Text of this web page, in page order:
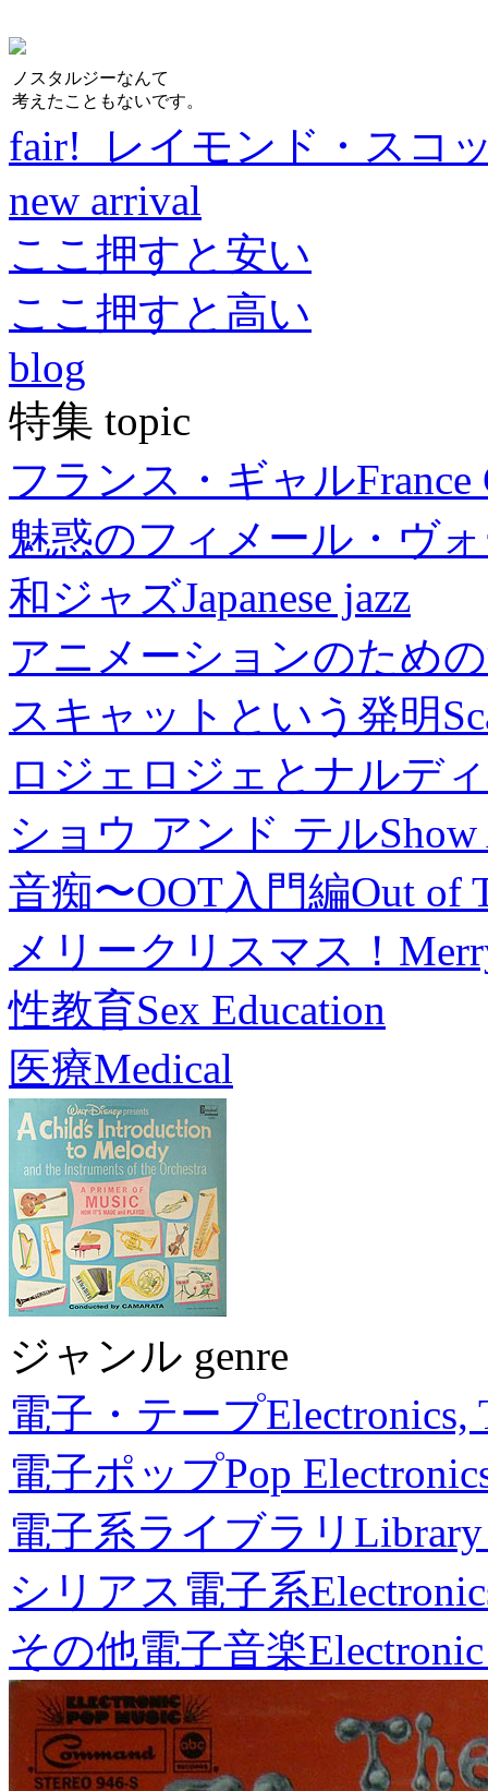
ノスタルジーなんて
考えたこともないです。
fair! レイモンド・スコ
new arrival
ここ押すと安い
ここ押すと高い
blog
特集 topic
フランス・ギャルFrance
魅惑のフィメール・ヴ
和ジャズJapanese jazz
アニメーションのため
スキャットという発明
ロジェロジェとナルデ
ショウ アンド テル
音痴〜OOT入門編Out of
メリークリスマス！
性教育Sex Education
医療Medical
ジャンル genre
電子・テープElectronics,
電子ポップPop
電子系ライブラリ
シリアス電子系
その他電子音楽